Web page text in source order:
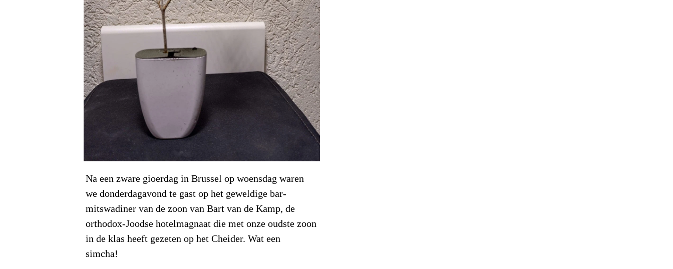
Na een zware gioerdag in Brussel op woensdag waren
we donderdagavond te gast op het geweldige bar-
mitswadiner van de zoon van Bart van de Kamp, de
orthodox-Joodse hotelmagnaat die met onze oudste zoon
in de klas heeft gezeten op het Cheider. Wat een
simcha!